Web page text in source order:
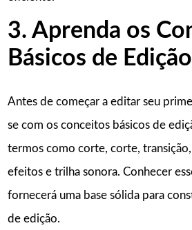
3. Aprenda os
Básicos de Edição
Antes de começar a editar seu
se com os conceitos básicos de
termos como corte, corte,
efeitos e trilha sonora. Conhecer
fornecerá uma base sólida para
de edição.